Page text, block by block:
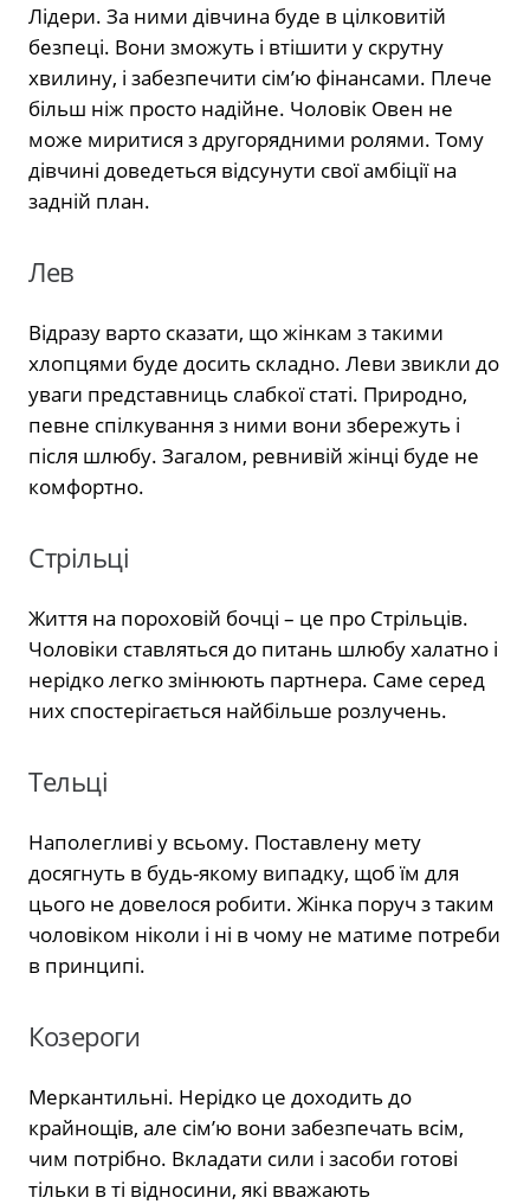
Лідери. За ними дівчина буде в цілковитій
безпеці. Вони зможуть і втішити у скрутну
хвилину, і забезпечити сім’ю фінансами. Плече
більш ніж просто надійне. Чоловік Овен не
може миритися з другорядними ролями. Тому
дівчині доведеться відсунути свої амбіції на
задній план.
Лев
Відразу варто сказати, що жінкам з такими
хлопцями буде досить складно. Леви звикли до
уваги представниць слабкої статі. Природно,
певне спілкування з ними вони збережуть і
після шлюбу. Загалом, ревнивій жінці буде не
комфортно.
Стрільці
Життя на пороховій бочці – це про Стрільців.
Чоловіки ставляться до питань шлюбу халатно і
нерідко легко змінюють партнера. Саме серед
них спостерігається найбільше розлучень.
Тельці
Наполегливі у всьому. Поставлену мету
досягнуть в будь-якому випадку, щоб їм для
цього не довелося робити. Жінка поруч з таким
чоловіком ніколи і ні в чому не матиме потреби
в принципі.
Козероги
Меркантильні. Нерідко це доходить до
крайнощів, але сім’ю вони забезпечать всім,
чим потрібно. Вкладати сили і засоби готові
тільки в ті відносини, які вважають